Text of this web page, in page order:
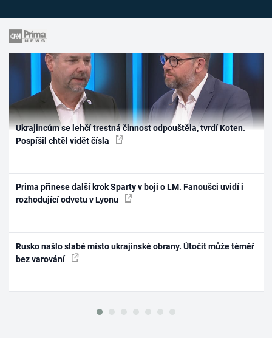
Ukrajincům se lehčí trestná činnost odpouštěla, tvrdí Koten.
Pospíšil chtěl vidět čísla
Prima přinese další krok Sparty v boji o LM. Fanoušci uvidí i
rozhodující odvetu v Lyonu
Rusko našlo slabé místo ukrajinské obrany. Útočit může téměř
bez varování